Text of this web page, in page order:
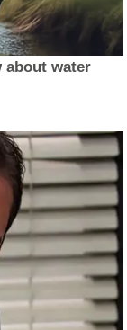
about water